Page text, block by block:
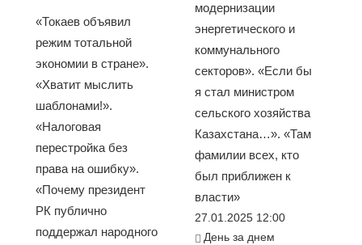
«Токаев объявил
режим тотальной
экономии в стране».
«Хватит мыслить
шаблонами!».
«Налоговая
перестройка без
права на ошибку».
«Почему президент
РК публично
поддержал народного
модернизации
энергетического и
коммунального
секторов». «Если бы
я стал министром
сельского хозяйства
Казахстана…». «Там
фамилии всех, кто
был приближен к
власти»
27.01.2025 12:00
День за днем